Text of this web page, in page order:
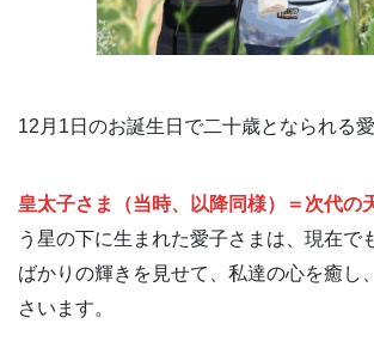
12月1日のお誕生日で二十歳となられる愛
皇太子さま（当時、以降同様）＝次代の
う星の下に生まれた愛子さまは、現在で
ばかりの輝きを見せて、私達の心を癒し
さいます。